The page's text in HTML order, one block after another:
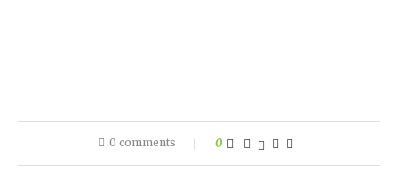
0 comments 0